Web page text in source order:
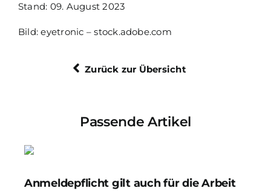
Stand: 09. August 2023
Bild: eyetronic – stock.adobe.com
Zurück zur Übersicht
Passende Artikel
Anmeldepflicht gilt auch für die Arbeit